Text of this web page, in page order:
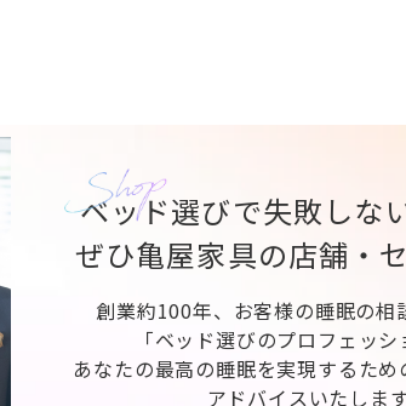
ベッド選びで失敗しな
ぜひ亀屋家具の店舗・
創業約100年、お客様の睡眠の相
「ベッド選びのプロフェッ
あなたの最高の睡眠を実現するた
アドバイスいたします